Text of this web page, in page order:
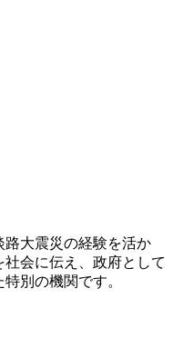
路大震災の経験を活か
会に伝え、政府として
別の機関です。